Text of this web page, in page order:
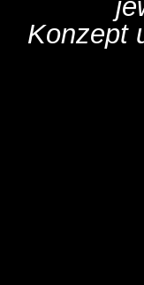
Konzept